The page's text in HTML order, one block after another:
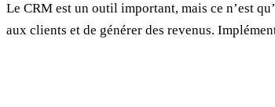
Le CRM est un outil important, mais ce n’est
aux clients et de générer des revenus.